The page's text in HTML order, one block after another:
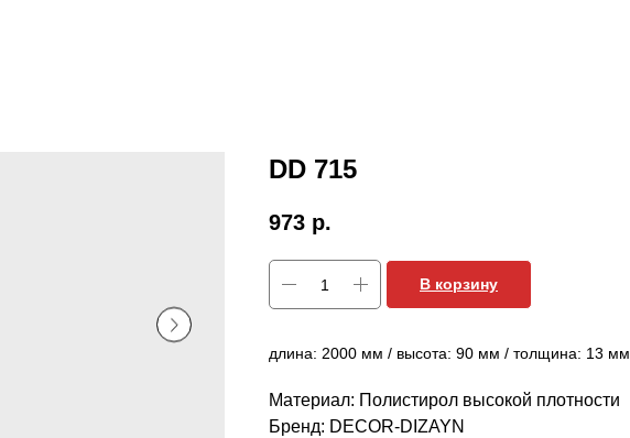
DD 715
973 р.
В корзину
длина: 2000 мм / высота: 90 мм / толщина: 13 мм
Материал: Полистирол высокой плотности
Бренд: DECOR-DIZAYN